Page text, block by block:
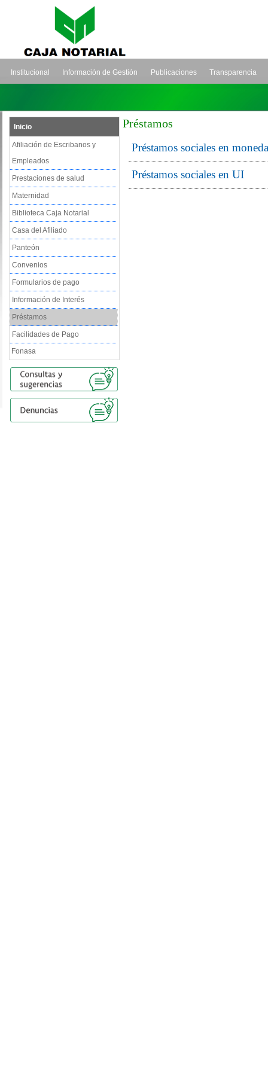
Institucional Información de Gestión Publicaciones Transparencia
Inicio
Afiliación de Escribanos y
Empleados
Prestaciones de salud
Maternidad
Biblioteca Caja Notarial
Casa del Afiliado
Panteón
Convenios
Formularios de pago
Información de Interés
Préstamos
Facilidades de Pago
Fonasa
Préstamos
Préstamos sociales en
Préstamos sociales en UI